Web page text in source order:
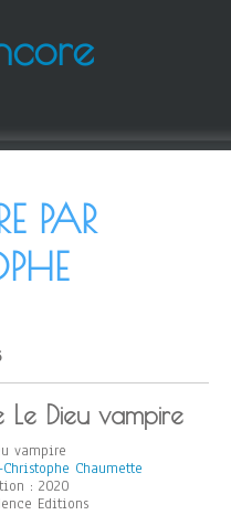
PAR
Le Dieu vampire
vampire
Christophe Chaumette
: 2020
Editions